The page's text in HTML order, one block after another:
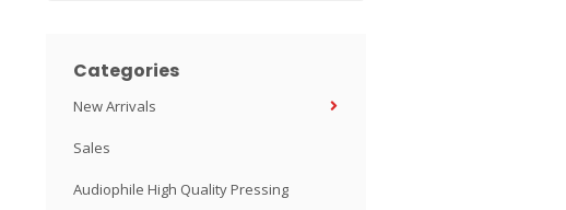
Categories
New Arrivals
Sales
Audiophile High Quality Pressing